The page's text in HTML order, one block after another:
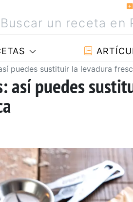
puedes sustituir la levadura
así puedes